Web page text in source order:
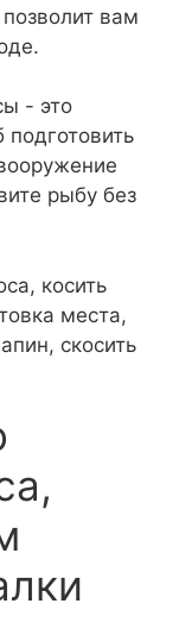
вам
- это
рыбу без
косить
места,
скосить